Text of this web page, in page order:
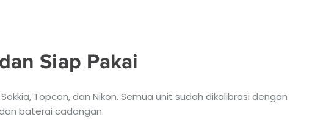
Siap Pakai
Topcon, dan Nikon. Semua unit sudah dikalibrasi dengan
baterai cadangan.